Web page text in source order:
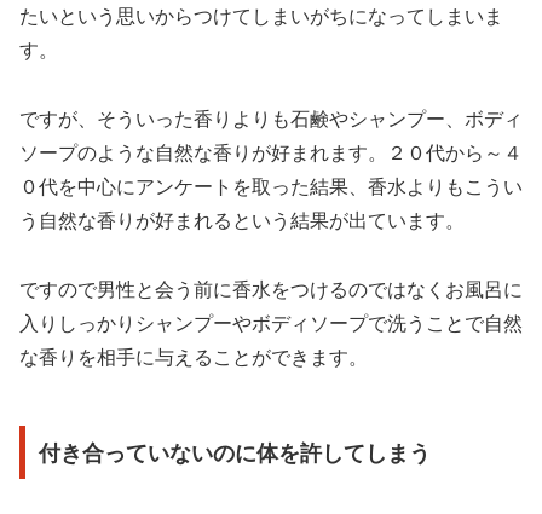
たいという思いからつけてしまいがちになってしまいま
す。
ですが、そういった香りよりも石鹸やシャンプー、ボディ
ソープのような自然な香りが好まれます。２０代から～４
０代を中心にアンケートを取った結果、香水よりもこうい
う自然な香りが好まれるという結果が出ています。
ですので男性と会う前に香水をつけるのではなくお風呂に
入りしっかりシャンプーやボディソープで洗うことで自然
な香りを相手に与えることができます。
付き合っていないのに体を許してしまう